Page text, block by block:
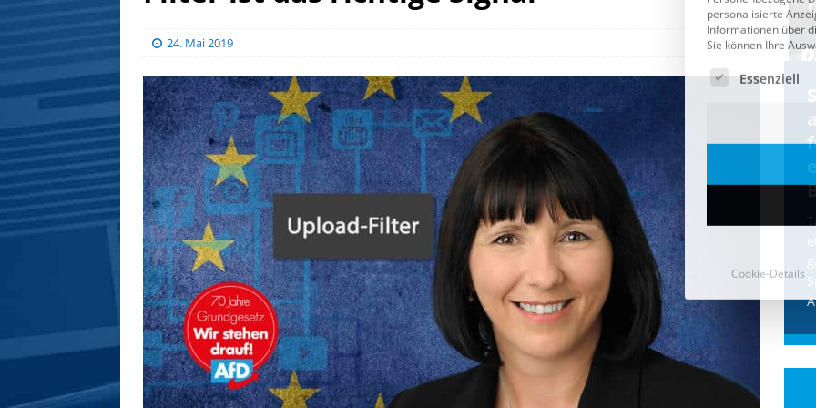
24. Mai 2019
CDU & Ampel wollen nach
der Wahl wieder Afghanen
einfliegen: Zeit für ein
Asylmoratorium!
Die Bundesregierung und die CDU
halten die Wähler für dumm! Weil die
Stimmung wegen der von Afghanen
verübten Anschläge kippte, wurden die
Flüge vor der[...]
Cookie-Details